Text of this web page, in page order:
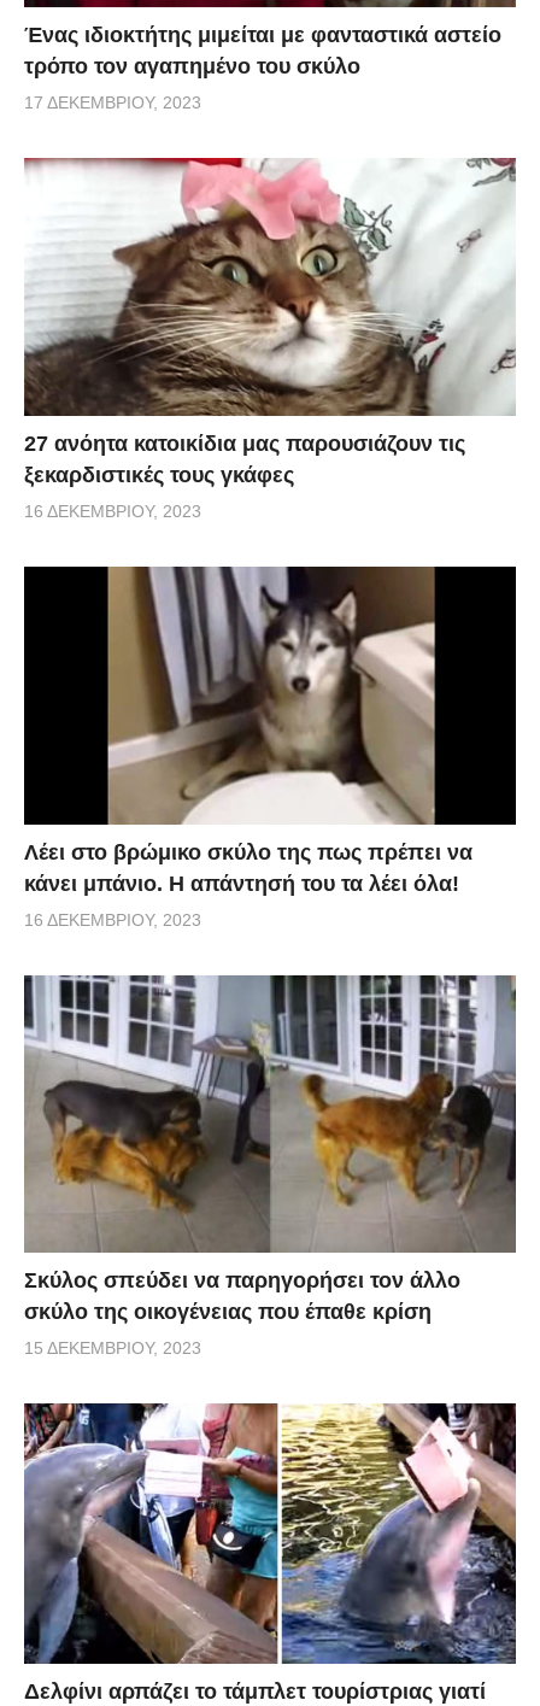
Ένας ιδιοκτήτης μιμείται με φανταστικά αστείο
τρόπο τον αγαπημένο του σκύλο
17 ΔΕΚΕΜΒΡΊΟΥ, 2023
27 ανόητα κατοικίδια μας παρουσιάζουν τις
ξεκαρδιστικές τους γκάφες
16 ΔΕΚΕΜΒΡΊΟΥ, 2023
Λέει στο βρώμικο σκύλο της πως πρέπει να
κάνει μπάνιο. Η απάντησή του τα λέει όλα!
16 ΔΕΚΕΜΒΡΊΟΥ, 2023
Σκύλος σπεύδει να παρηγορήσει τον άλλο
σκύλο της οικογένειας που έπαθε κρίση
15 ΔΕΚΕΜΒΡΊΟΥ, 2023
Δελφίνι αρπάζει το τάμπλετ τουρίστριας γιατί